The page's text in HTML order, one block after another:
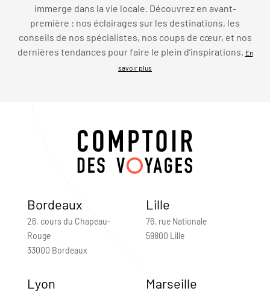
immerge dans la vie locale. Découvrez en avant-
première : nos éclairages sur les destinations, les
conseils de nos spécialistes, nos coups de cœur, et nos
dernières tendances pour faire le plein d’inspirations.
En
savoir plus
Bordeaux
26, cours du Chapeau-
Rouge
33000 Bordeaux
Lille
76, rue Nationale
59800 Lille
Lyon Marseille